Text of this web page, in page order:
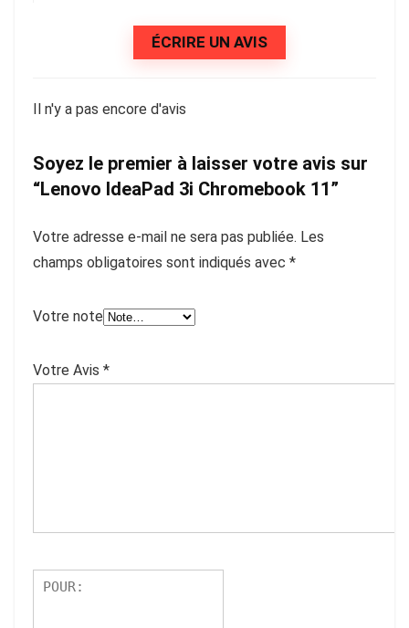
ÉCRIRE UN AVIS
Il n'y a pas encore d'avis
Soyez le premier à laisser votre avis sur
“Lenovo IdeaPad 3i Chromebook 11”
Votre adresse e-mail ne sera pas publiée. Les
champs obligatoires sont indiqués avec *
Votre note
Votre Avis *